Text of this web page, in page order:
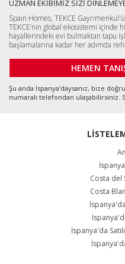
UZMAN EKİBİMİZ SİZİ
Spain Homes, TEKCE
TEKCE’nin global ekosistemi
hayallerindeki evi bulmaktan tapu
başlamalarına kadar her adımda
HEMEN
Şu anda İspanya'daysanız, bize
numaralı telefondan ulaşabilirsiniz.
İspanya
Costa del
Costa
İspanya'da